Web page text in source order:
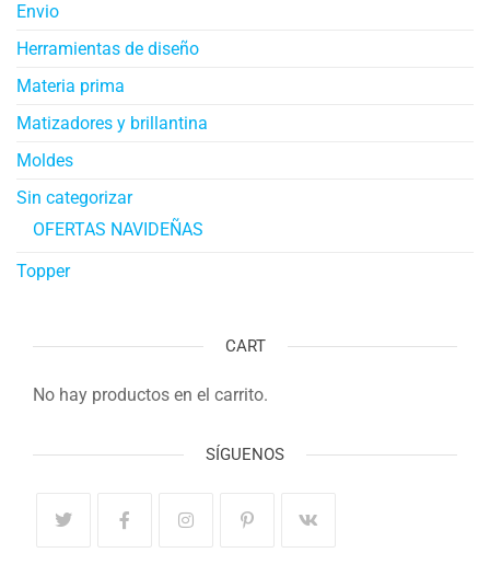
Envio
Herramientas de diseño
Materia prima
Matizadores y brillantina
Moldes
Sin categorizar
OFERTAS NAVIDEÑAS
Topper
CART
No hay productos en el carrito.
SÍGUENOS